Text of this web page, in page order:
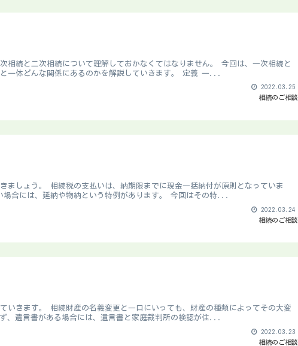
相続と二次相続について理解しておかなくてはなりません。 今回は、一次相続と
一体どんな関係にあるのかを解説していきます。 定義 一...
2022.03.25
相続のご相談
ましょう。 相続税の支払いは、納期限までに現金一括納付が原則となっていま
場合には、延納や物納という特例があります。 今回はその特...
2022.03.24
相続のご相談
いきます。 相続財産の名義変更と一口にいっても、財産の種類によってその大変
、遺言書がある場合には、遺言書と家庭裁判所の検認が住...
2022.03.23
相続のご相談